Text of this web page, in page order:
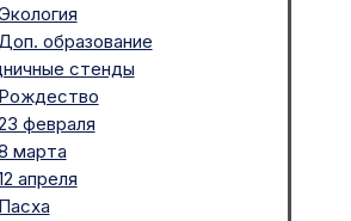
Экология
образование
стенды
Рождество
февраля
марта
апреля
Пасха